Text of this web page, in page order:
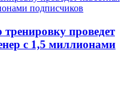
проведет
с 1,5 миллионами